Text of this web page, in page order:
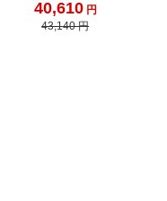
40,610円
43,140 円